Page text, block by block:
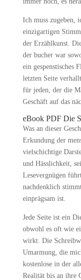
Ich muss zugeben,
einzigartigen
der Erzählkunst.
der bucher war
ein gespenstisches
letzten Seite
für jeden, der die
Geschäft auf das
eBook PDF Die
Was an dieser
Erkundung der
vielschichtige
und Hässlichkeit,
Lesevergnügen
nachdenklich
einprägsam ist.
Jede Seite ist ein
obwohl es oft wie
wirkt. Die
Umarmung, die
kostenlose in der
Realität bis an ihre